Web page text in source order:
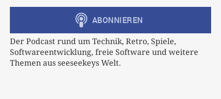
Der Podcast rund um Technik, Retro, Spiele,
Softwareentwicklung, freie Software und weitere
Themen aus seeseekeys Welt.